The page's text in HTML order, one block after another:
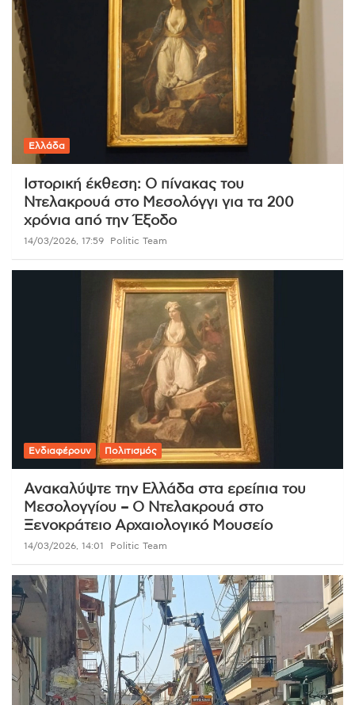
Ελλάδα
Ιστορική έκθεση: Ο πίνακας του
Ντελακρουά στο Μεσολόγγι για τα 200
χρόνια από την Έξοδο
14/03/2026, 17:59 Politic Team
Ενδιαφέρουν Πολιτισμός
Ανακαλύψτε την Ελλάδα στα ερείπια του
Μεσολογγίου – Ο Ντελακρουά στο
Ξενοκράτειο Αρχαιολογικό Μουσείο
14/03/2026, 14:01 Politic Team